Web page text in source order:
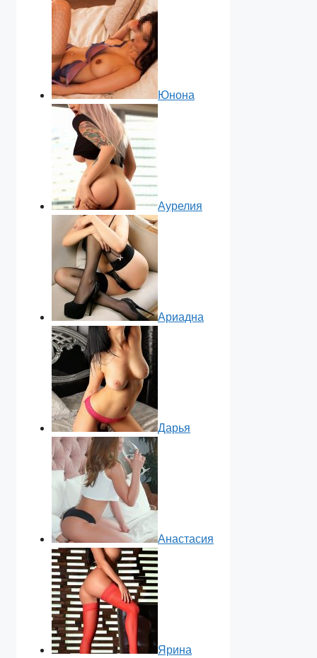
Юнона
Аурелия
Ариадна
Дарья
Анастасия
Ярина